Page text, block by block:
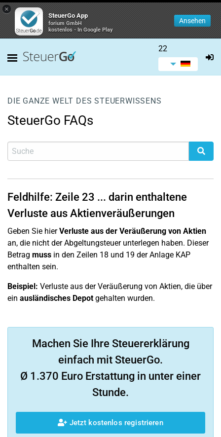
×
SteuerGo App
forium GmbH
kostenlos - In Google Play
Ansehen
22
DIE GANZE WELT DES STEUERWISSENS
SteuerGo FAQs
Feldhilfe: Zeile 23 ... darin enthaltene
Verluste aus Aktienveräußerungen
Geben Sie hierVerluste aus der Veräußerung von Aktien
an, die nicht der Abgeltungsteuer unterlegen haben. Dieser
Betrag muss in den Zeilen 18 und 19 der Anlage KAP
enthalten sein.
Beispiel: Verluste aus der Veräußerung von Aktien, die über
ein ausländisches Depotgehalten wurden.
Machen Sie Ihre Steuererklärung
einfach mit SteuerGo.
Ø 1.370 Euro Erstattung in unter einer
Stunde.
Jetzt kostenlos registrieren